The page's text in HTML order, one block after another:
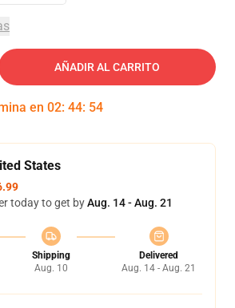
AÑADIR AL CARRITO
en 02: 44: 54
States
today to get byAug. 14 - Aug. 21
Shipping
Aug. 10
Delivered
Aug. 14 - Aug. 21